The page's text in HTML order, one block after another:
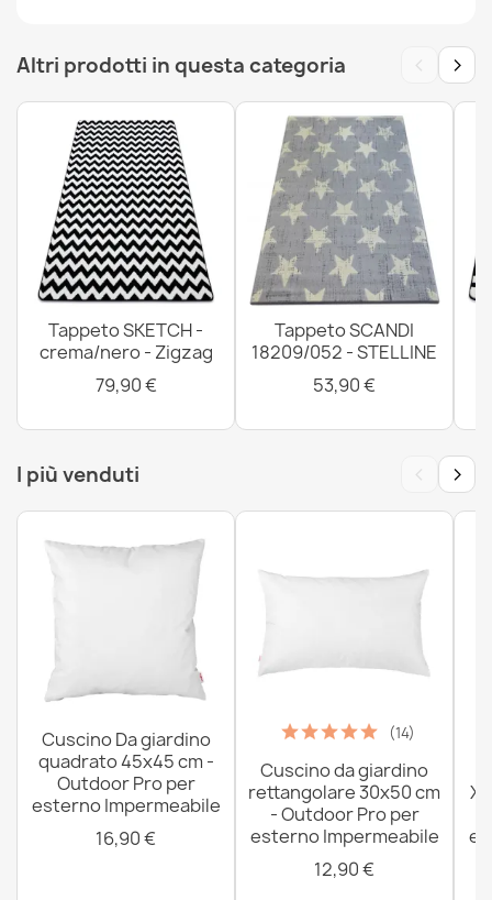
Tappeto FASCIATEL - Stelline turchese oro crema
53,90 €
Tappeto FASCIATEL - Nuvoletta Cuoricini Ucellino grigio
crema turchese
Altri prodotti in questa categoria ‹ ›
Tappeto SKETCH -
crema/nero - Zigzag
79,90 €
Tappeto SCANDI
18209/052 - STELLINE
53,90 €
I più venduti ‹ ›
Cuscino Da giardino
quadrato 45x45 cm -
Outdoor Pro per
esterno Impermeabile
16,90 €
(14)
Cuscino da giardino
rettangolare 30x50 cm
- Outdoor Pro per
esterno Impermeabile
12,90 €